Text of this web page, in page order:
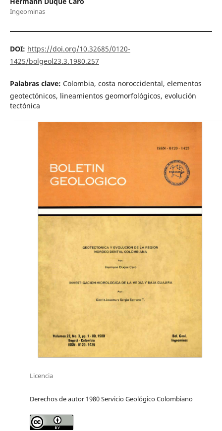
Ingeominas
DOI: https://doi.org/10.32685/0120-
1425/bolgeol23.3.1980.257
Palabras clave: Colombia, costa noroccidental, elementos
geotectónicos, lineamientos geomorfológicos, evolución
tectónica
Licencia
Derechos de autor 1980 Servicio Geológico Colombiano